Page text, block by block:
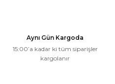
Aynı Gün Kargoda
15:00’a kadar ki tüm siparişler
kargolanır